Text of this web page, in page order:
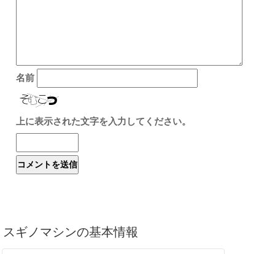
名前
上に表示された文字を入力してください。
スギノマシンの基本情報